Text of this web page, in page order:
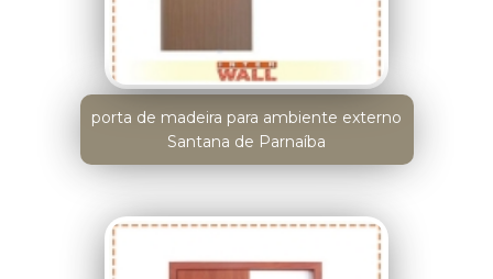
porta de madeira para ambiente externo
Santana de Parnaíba